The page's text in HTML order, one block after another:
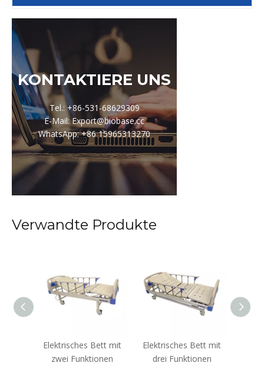
KONTAKTIERE UNS
Tel.: +86-531-68629309
E-Mail: Export@biobase.cc
WhatsApp: +86 15965313270
Verwandte Produkte
Elektrisches Bett mit
zwei Funktionen
Elektrisches Bett mit
drei Funktionen